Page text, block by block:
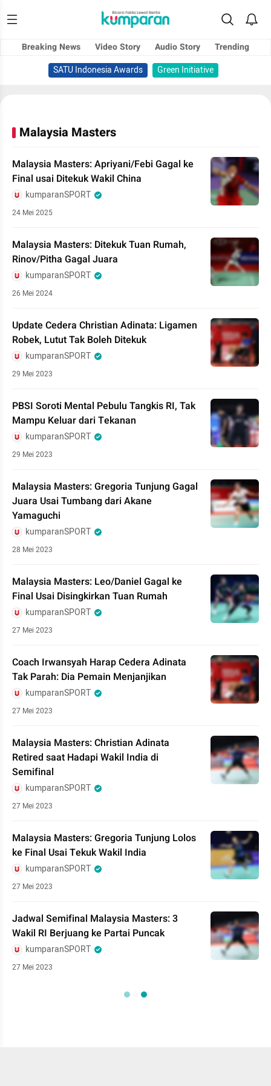
Breaking News Video Story Audio Story
Trending
SATU Indonesia Awards
Green Initiative
Malaysia Masters
Malaysia Masters: Apriyani/Febi Gagal ke
Final usai Ditekuk Wakil China
kumparanSPORT
24 Mei 2025
Malaysia Masters: Ditekuk Tuan Rumah,
Rinov/Pitha Gagal Juara
kumparanSPORT
26 Mei 2024
Update Cedera Christian Adinata: Ligamen
Robek, Lutut Tak Boleh Ditekuk
kumparanSPORT
29 Mei 2023
PBSI Soroti Mental Pebulu Tangkis RI, Tak
Mampu Keluar dari Tekanan
kumparanSPORT
29 Mei 2023
Malaysia Masters: Gregoria Tunjung Gagal
Juara Usai Tumbang dari Akane
Yamaguchi
kumparanSPORT
28 Mei 2023
Malaysia Masters: Leo/Daniel Gagal ke
Final Usai Disingkirkan Tuan Rumah
kumparanSPORT
27 Mei 2023
Coach Irwansyah Harap Cedera Adinata
Tak Parah: Dia Pemain Menjanjikan
kumparanSPORT
27 Mei 2023
Malaysia Masters: Christian Adinata
Retired saat Hadapi Wakil India di
Semifinal
kumparanSPORT
27 Mei 2023
Malaysia Masters: Gregoria Tunjung Lolos
ke Final Usai Tekuk Wakil India
kumparanSPORT
27 Mei 2023
Jadwal Semifinal Malaysia Masters: 3
Wakil RI Berjuang ke Partai Puncak
kumparanSPORT
27 Mei 2023